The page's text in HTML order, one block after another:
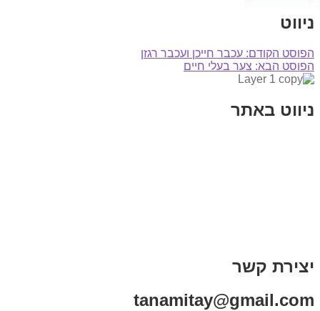
ניווט
הפוסט הקודם: עכבר חייכן ועכבר רגזן
הפוסט הבא: צער בעלי חיים
ניווט באתר
יצירת קשר
tanamitay@gmail.com